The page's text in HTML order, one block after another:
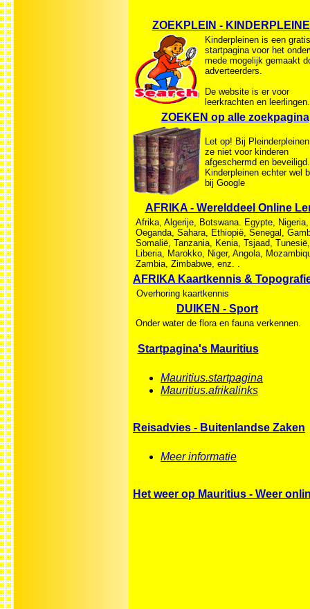
ZOEKPLEIN -
Kinderpleinen is een gratis
startpagina voor het
mede mogelijk gemaakt
adverteerders.
De website is er voor
leerkrachten en leerlingen.
ZOEKEN op alle zoekpagina
Let op! Bij
ze niet voor kinderen
afgeschermd en
Kinderpleinen echter wel
bij Google
AFRIKA - Werelddeel Online
Afrika, Algerije, Botswana. Egypte, Nigeria,
Oeganda, Sahara, Ethiopië, Senegal,
Somalië, Tanzania, Kenia, Tsjaad, Tunesië,
Liberia, Marokko, Niger, Angola,
Zambia, Zimbabwe, enz. .
AFRIKA Kaartkennis &
Overhoring kaartkennis
DUIKEN - Sport
Onder water de flora en fauna verkennen.
Startpagina's Mauritius
Mauritius.startpagina
Mauritius.afrikalinks
Reisadvies - Buitenlandse Zaken
Meer informatie
Het weer op Mauritius - Weer